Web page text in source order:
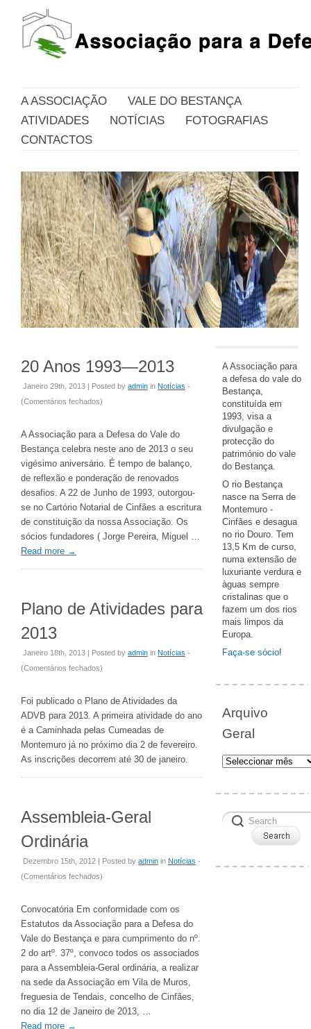
A ASSOCIAÇÃO
VALE DO BESTANÇA
ATIVIDADES
NOTÍCIAS
FOTOGRAFIAS
CONTACTOS
20 Anos 1993—2013
Janeiro 29th, 2013 | Posted by admin in Notícias -
(Comentários fechadosem
Anos
2013
)
A Associação para a Defesa do Vale do
Bestança celebra neste ano de 2013 o seu
vigésimo aniversário. É tempo de balanço,
de reflexão e ponderação de renovados
desafios. A 22 de Junho de 1993, outorgou-
se no Cartório Notarial de Cinfães a escritura
de constituição da nossa Associação. Os
sócios fundadores ( Jorge Pereira, Miguel …
Read more →
Plano de Atividades para
2013
Janeiro 18th, 2013 | Posted by admin in Notícias -
(Comentários fechadosem
Atividades
para
2013
)
Foi publicado o Plano de Atividades da
ADVB para 2013. A primeira atividade do ano
é a Caminhada pelas Cumeadas de
Montemuro já no próximo dia 2 de fevereiro.
As inscrições decorrem até 30 de janeiro.
Assembleia-Geral
Ordinária
Dezembro 15th, 2012 | Posted by admin in Notícias -
(Comentários fechadosem
Geral
Ordinária
)
Convocatória Em conformidade com os
Estatutos da Associação para a Defesa do
Vale do Bestança e para cumprimento do nº.
2 do artº. 37º, convoco todos os associados
para a Assembleia-Geral ordinária, a realizar
na sede da Associação em Vila de Muros,
freguesia de Tendais, concelho de Cinfães,
no dia 12 de Janeiro de 2013, …
Read more →
A Associação para
a defesa do vale do
Bestança,
constituída em
1993, visa a
divulgação e
protecção do
património do vale
do Bestança.
O rio Bestança
nasce na Serra de
Montemuro -
Cinfães e desagua
no rio Douro. Tem
13,5 Km de curso,
numa extensão de
luxuriante verdura e
àguas sempre
cristalinas que o
fazem um dos rios
mais limpos da
Europa.
Faça-se sócio!
Arquivo
Geral
Arquivo